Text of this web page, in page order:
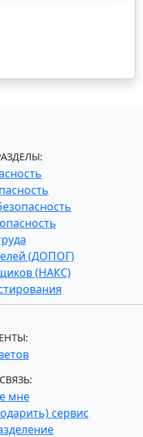
(ДОПОГ)
(НАКС)
мне
сервис